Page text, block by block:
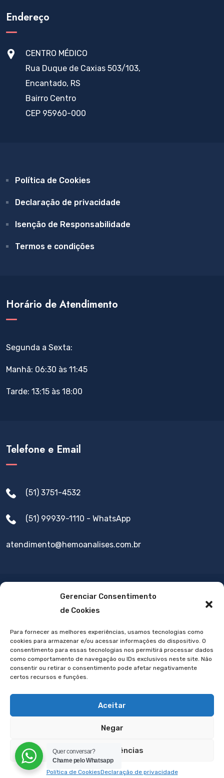
Gerenciar Consentimento
de Cookies
Para fornecer as melhores experiências, usamos tecnologias como
cookies para armazenar e/ou acessar informações do dispositivo. O
consentimento para essas tecnologias nos permitirá processar dados
como comportamento de navegação ou IDs exclusivos neste site. Não
consentir ou retirar o consentimento pode afetar negativamente
certos recursos e funções.
Aceitar
Negar
Ver preferências
Política de CookiesDeclaração de privacidade
Endereço
CENTRO MÉDICO
Rua Duque de Caxias 503/103,
Encantado, RS
Bairro Centro
CEP 95960-000
Política de Cookies
Declaração de privacidade
Isenção de Responsabilidade
Termos e condições
Horário de Atendimento
Segunda a Sexta:
Manhã: 06:30 às 11:45
Tarde: 13:15 às 18:00
Telefone e Email
(51) 3751-4532
(51) 99939-1110 - WhatsApp
atendimento@hemoanalises.com.br
Eduardo Pinheiro
Quer conversar?
Chame pelo Whatsapp